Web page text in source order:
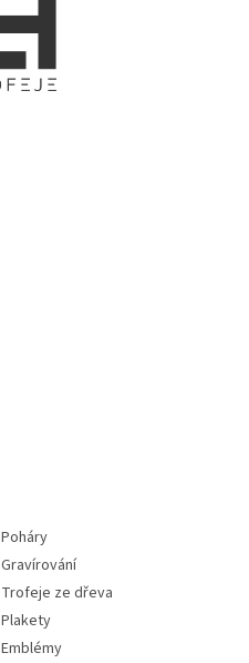
Poháry
Gravírování
Trofeje ze dřeva
Plakety
Emblémy